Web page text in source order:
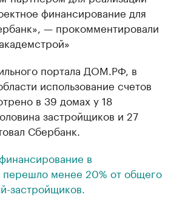
финансирование для
— прокомментировали
портала ДОМ.РФ, в
использование счетов
в 39 домах у 18
застройщиков и 27
Сбербанк.
в
менее 20% от общего
застройщиков.